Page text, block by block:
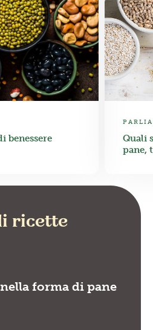
benessere
Quali
pane,
ricette
forma di pane